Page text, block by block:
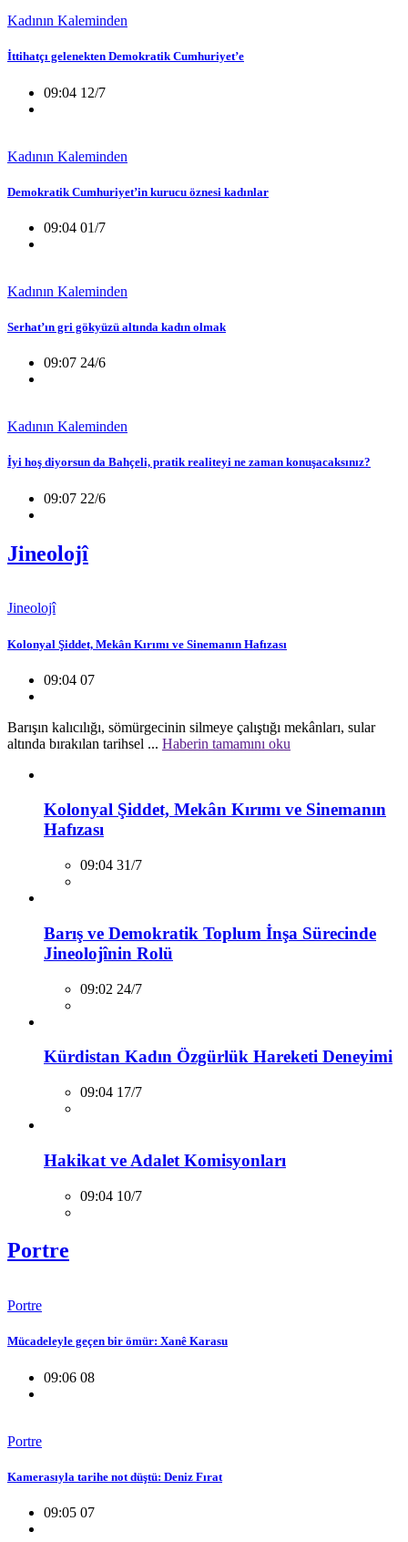
Kadının Kaleminden
İttihatçı gelenekten Demokratik Cumhuriyet’e
09:04 12/7
Kadının Kaleminden
Demokratik Cumhuriyet’in kurucu öznesi kadınlar
09:04 01/7
Kadının Kaleminden
Serhat’ın gri gökyüzü altında kadın olmak
09:07 24/6
Kadının Kaleminden
İyi hoş diyorsun da Bahçeli, pratik realiteyi ne zaman konuşacaksınız?
09:07 22/6
Jineolojî
Jineolojî
Kolonyal Şiddet, Mekân Kırımı ve Sinemanın Hafızası
09:04 07
Barışın kalıcılığı, sömürgecinin silmeye çalıştığı mekânları, sular
altında bırakılan tarihsel ... Haberin tamamını oku
Kolonyal Şiddet, Mekân Kırımı ve Sinemanın
Hafızası
09:04 31/7
Barış ve Demokratik Toplum İnşa Sürecinde
Jineolojînin Rolü
09:02 24/7
Kürdistan Kadın Özgürlük Hareketi Deneyimi
09:04 17/7
Hakikat ve Adalet Komisyonları
09:04 10/7
Portre
Portre
Mücadeleyle geçen bir ömür: Xanê Karasu
09:06 08
Portre
Kamerasıyla tarihe not düştü: Deniz Fırat
09:05 07